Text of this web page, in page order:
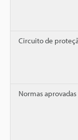
Circuito de
Normas aprovadas